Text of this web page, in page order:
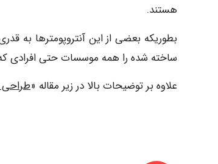
هستند.
بطوریکه بعضی از این آنتروپومترها به
ساخته شده را همه موسسات حتی افرادی که
علاوه بر توضیحات بالا در زیر مقاله «طراحی